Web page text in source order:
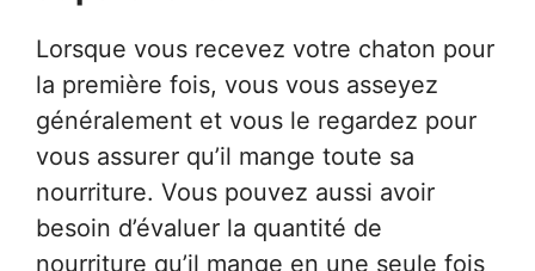
Lorsque vous recevez votre chaton pour
la première fois, vous vous asseyez
généralement et vous le regardez pour
vous assurer qu’il mange toute sa
nourriture. Vous pouvez aussi avoir
besoin d’évaluer la quantité de
nourriture qu’il mange en une seule fois